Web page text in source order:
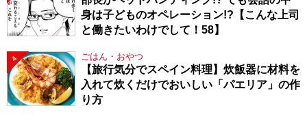
身は子どものオペレーション!?【こんな上司
と働きたいわけでして！58】
4 ごはん・おやつ
【旅行気分でスペイン料理】炊飯器に材料を
入れて炊くだけでおいしい「パエリア」の作
り方